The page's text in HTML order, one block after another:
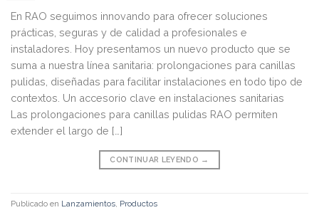
En RAO seguimos innovando para ofrecer soluciones
prácticas, seguras y de calidad a profesionales e
instaladores. Hoy presentamos un nuevo producto que se
suma a nuestra línea sanitaria: prolongaciones para canillas
pulidas, diseñadas para facilitar instalaciones en todo tipo de
contextos. Un accesorio clave en instalaciones sanitarias
Las prolongaciones para canillas pulidas RAO permiten
extender el largo de […]
CONTINUAR LEYENDO →
Publicado en Lanzamientos, Productos